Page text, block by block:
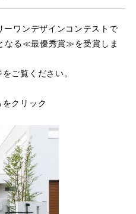
ワンデザインコンテストで
なる≪最優秀賞≫を受賞しま
ご覧ください。
クリック